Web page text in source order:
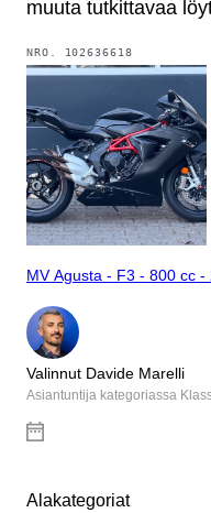
muuta tutkittavaa
NRO. 102636618
MV Agusta - F3 - 800 cc -
Valinnut Davide Marelli
Asiantuntija kategoriassa
Alakategoriat